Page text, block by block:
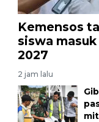
Kemensos
siswa
2027
2 jam lalu